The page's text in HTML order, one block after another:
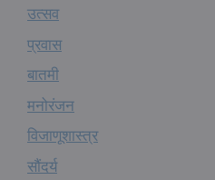
उत्सव
प्रवास
बातमी
मनोरंजन
विजाणूशास्त्र
सौंदर्य